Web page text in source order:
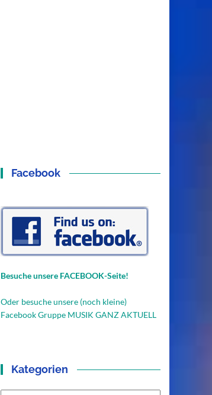
Facebook
Besuche unsere FACEBOOK-Seite!
Oder besuche unsere (noch kleine)
Facebook Gruppe MUSIK GANZ AKTUELL
Kategorien